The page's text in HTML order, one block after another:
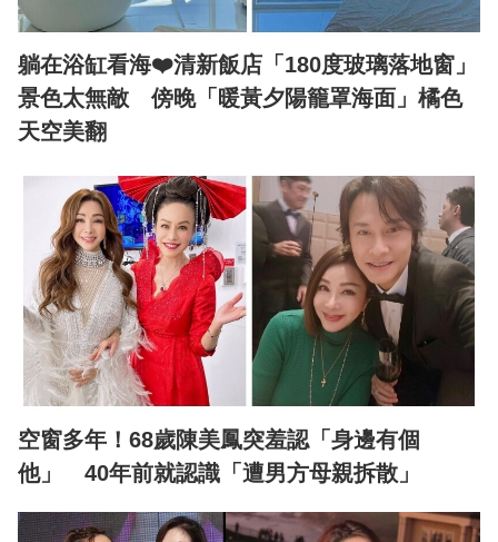
躺在浴缸看海❤️清新飯店「180度玻璃落地窗」
景色太無敵 傍晚「暖黃夕陽籠罩海面」橘色
天空美翻
空窗多年！68歲陳美鳳突羞認「身邊有個
他」 40年前就認識「遭男方母親拆散」